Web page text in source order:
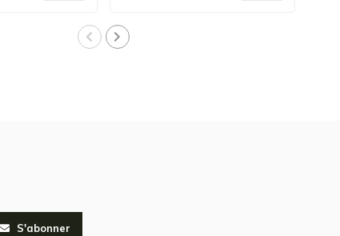
S'abonner